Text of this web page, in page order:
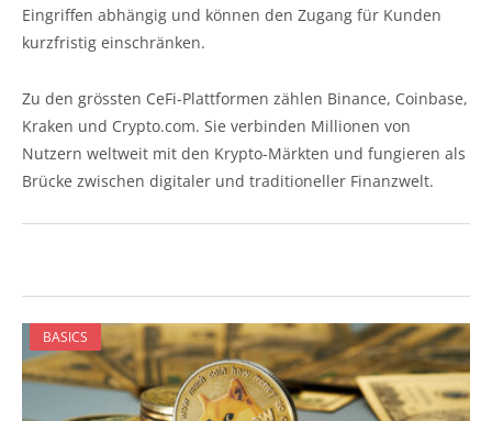
Eingriffen abhängig und können den Zugang für Kunden
kurzfristig einschränken.
Zu den grössten CeFi-Plattformen zählen Binance, Coinbase,
Kraken und Crypto.com. Sie verbinden Millionen von
Nutzern weltweit mit den Krypto-Märkten und fungieren als
Brücke zwischen digitaler und traditioneller Finanzwelt.
BASICS